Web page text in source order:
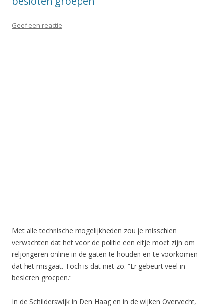
Geef een reactie
Met alle technische mogelijkheden zou je misschien
verwachten dat het voor de politie een eitje moet zijn om
reljongeren online in de gaten te houden en te voorkomen
dat het misgaat. Toch is dat niet zo. “Er gebeurt veel in
besloten groepen.”
In de Schilderswijk in Den Haag en in de wijken Overvecht,